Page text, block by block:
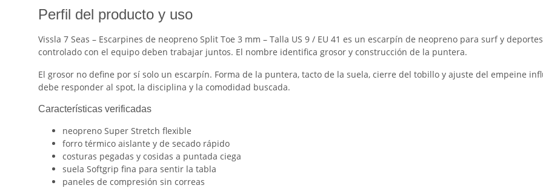
Perfil del producto y uso
Vissla 7 Seas – Escarpines de neopreno Split Toe 3 mm – Talla US 9 / EU 41 es un escarpín de neopreno para surf y
controlado con el equipo deben trabajar juntos. El nombre identifica grosor y construcción de la puntera.
El grosor no define por sí solo un escarpín. Forma de la puntera, tacto de la suela, cierre del tobillo y ajuste del empeine
debe responder al spot, la disciplina y la comodidad buscada.
Características verificadas
neopreno Super Stretch flexible
forro térmico aislante y de secado rápido
costuras pegadas y cosidas a puntada ciega
suela Softgrip fina para sentir la tabla
paneles de compresión sin correas